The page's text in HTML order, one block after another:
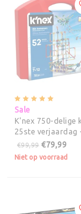
Sale
K'nex 750-delige
25ste verjaardag
Bouwset
€99,99 €79,99
Niet op voorraad